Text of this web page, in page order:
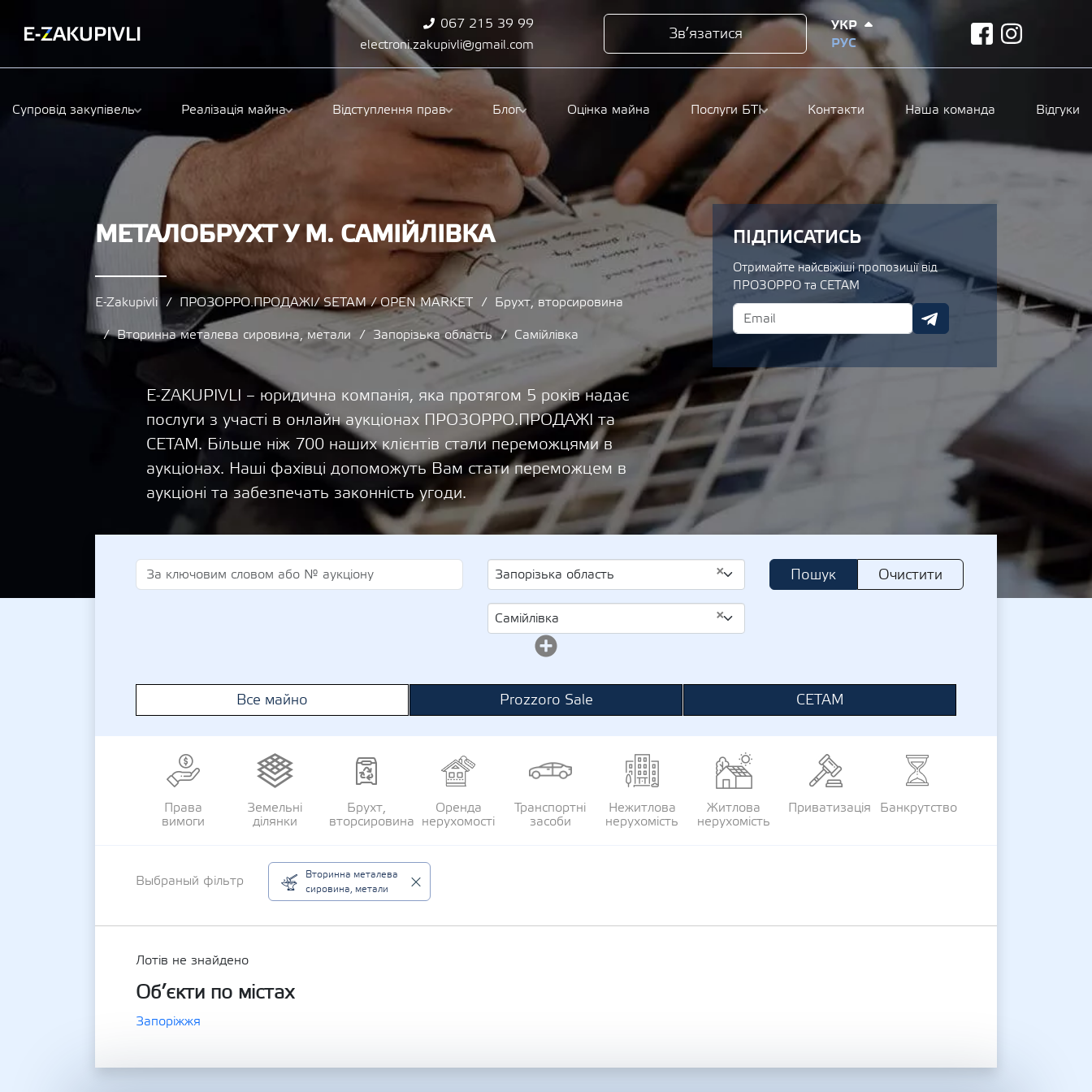
067 215 39 99
electroni.zakupivli@gmail.com
Зв’язатися
УКР
РУС
facebook
Супровід закупівель Реалізація майна Відступлення прав Блог Оцінка майна Послуги БТІ Контакти Наша команда Відгуки
МЕТАЛОБРУХТ У М. САМІЙЛІВКА
E-Zakupivli ПРОЗОРРО.ПРОДАЖІ/ SETAM / OPEN MARKET
Брухт, вторсировина
Вторинна металева сировина, метали
Запорізька область Самійлівка
E-ZAKUPIVLI – юридична компанія, яка протягом 5 років надає
послуги з участі в онлайн аукціонах ПРОЗОРРО.ПРОДАЖІ та
СЕТАМ. Більше ніж 700 наших клієнтів стали переможцями в
аукціонах. Наші фахівці допоможуть Вам стати переможцем в
аукціоні та забезпечать законність угоди.
ПІДПИСАТИСЬ
Отримайте найсвіжіші пропозиції від
ПРОЗОРРО та СЕТАМ
×
Запорізька область
×
Самійлівка
Пошук Очистити
Все майно Prozzoro Sale СЕТАМ
Права
вимоги
Земельні
ділянки
Брухт,
вторсировина
Оренда
нерухомості
Транспортні
засоби
Нежитлова
нерухомість
Житлова
нерухомість
Приватизація Банкрутство
Выбраный фільтр
Вторинна металева
сировина, метали
Лотів не знайдено
Об’єкти по містах
Запоріжжя